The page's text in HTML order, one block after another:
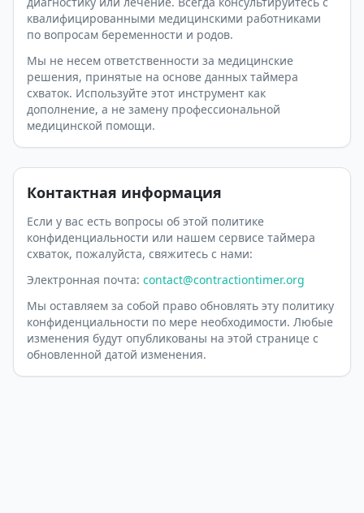
квалифицированными медицинскими работниками
по вопросам беременности и родов.
Мы не несем ответственности за медицинские
решения, принятые на основе данных таймера
схваток. Используйте этот инструмент как
дополнение, а не замену профессиональной
медицинской помощи.
Контактная информация
Если у вас есть вопросы об этой политике
конфиденциальности или нашем сервисе таймера
схваток, пожалуйста, свяжитесь с нами:
Электронная почта: contact@contractiontimer.org
Мы оставляем за собой право обновлять эту политику
конфиденциальности по мере необходимости. Любые
изменения будут опубликованы на этой странице с
обновленной датой изменения.